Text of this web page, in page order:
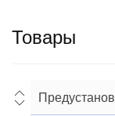
Товары
Сортировка: